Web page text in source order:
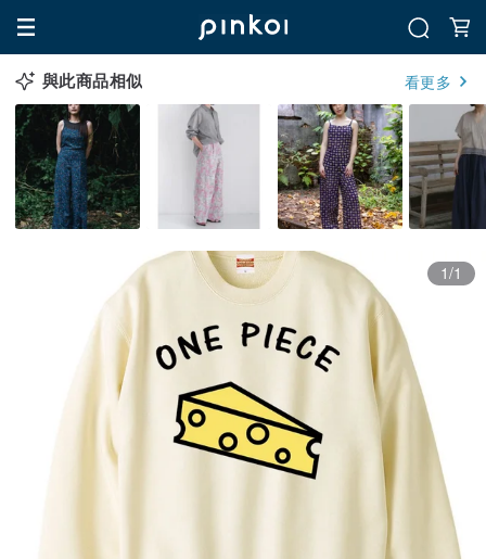
與此商品相似 看更多
1/1